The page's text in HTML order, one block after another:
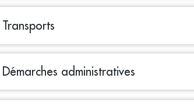
Transports
Démarches administratives